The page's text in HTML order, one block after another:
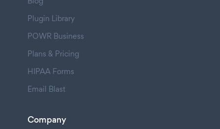
Plugin Library
POWR Business
Plans & Pricing
HIPAA Forms
Email Blast
Company